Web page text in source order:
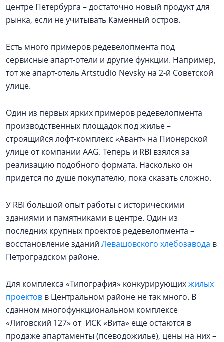
центре Петербурга – достаточно новый продукт для
рынка, если не учитывать Каменный остров.
Есть много примеров редевелопмента под
сервисные апарт-отели и другие функции. Например,
тот же апарт-отель Artstudio Nevsky на 2-й Советской
улице.
Один из первых ярких примеров редевелопмента
производственных площадок под жилье –
строящийся лофт-комплекс «Авант» на Пионерской
улице от компании AAG. Теперь и RBI взялся за
реализацию подобного формата. Насколько он
придется по душе покупателю, пока сказать сложно.
У RBI большой опыт работы с историческими
зданиями и памятниками в центре. Один из
последних крупных проектов редевелопмента –
восстановление зданий Левашовского хлебозавода в
Петроградском районе.
Для комплекса «Типография» конкурирующихжилых
проектов в Центральном районе не так много. В
сданном многофункциональном комплексе
«Лиговский 127» от ИСК «Вита» еще остаются в
продаже апартаменты (псеводожилье), цены на них –